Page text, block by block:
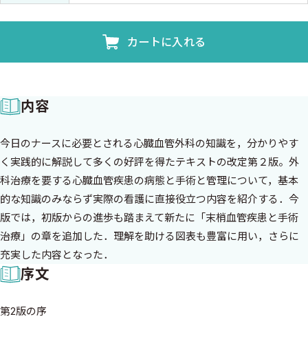
カートに入れる
内容
今日のナースに必要とされる心臓血管外科の知識を，分かりやす
く実践的に解説して多くの好評を得たテキストの改定第２版。外
科治療を要する心臓血管疾患の病態と手術と管理について，基本
的な知識のみならず実際の看護に直接役立つ内容を紹介する．今
版では，初版からの進歩も踏まえて新たに「末梢血管疾患と手術
治療」の章を追加した．理解を助ける図表も豊富に用い，さらに
充実した内容となった．
序文
第2版の序